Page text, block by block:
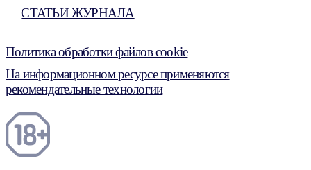
СТАТЬИ ЖУРНАЛА
Политика обработки файлов cookie
На информационном ресурсе применяются
рекомендательные технологии